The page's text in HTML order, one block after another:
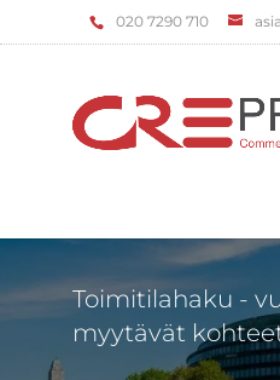
‌020 7290 710
Toimitilahaku -
myytävät